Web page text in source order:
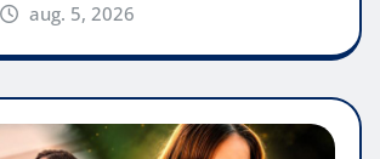
aug. 5, 2026